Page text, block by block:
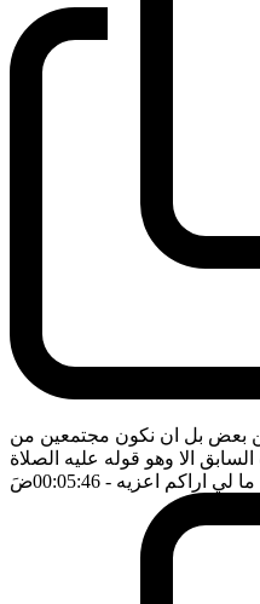
بعض بل ان نكون مجتمعين من
الا وهو قوله عليه الصلاة
ما لي اراكم اعزيه - 00:05:46 ضَ